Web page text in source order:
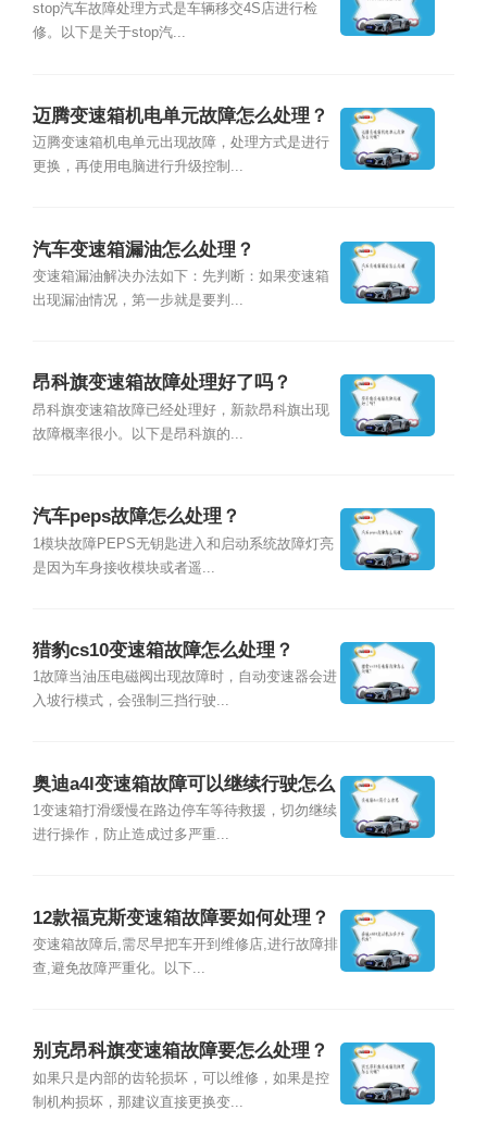
stop汽车故障处理方式是车辆移交4S店进行检
修。以下是关于stop汽...
迈腾变速箱机电单元故障怎么处理？
迈腾变速箱机电单元出现故障，处理方式是进行
更换，再使用电脑进行升级控制...
汽车变速箱漏油怎么处理？
变速箱漏油解决办法如下：先判断：如果变速箱
出现漏油情况，第一步就是要判...
昂科旗变速箱故障处理好了吗？
昂科旗变速箱故障已经处理好，新款昂科旗出现
故障概率很小。以下是昂科旗的...
汽车peps故障怎么处理？
1模块故障PEPS无钥匙进入和启动系统故障灯亮
是因为车身接收模块或者遥...
猎豹cs10变速箱故障怎么处理？
1故障当油压电磁阀出现故障时，自动变速器会进
入坡行模式，会强制三挡行驶...
奥迪a4l变速箱故障可以继续行驶怎么
处理？
1变速箱打滑缓慢在路边停车等待救援，切勿继续
进行操作，防止造成过多严重...
12款福克斯变速箱故障要如何处理？
变速箱故障后,需尽早把车开到维修店,进行故障排
查,避免故障严重化。以下...
别克昂科旗变速箱故障要怎么处理？
如果只是内部的齿轮损坏，可以维修，如果是控
制机构损坏，那建议直接更换变...